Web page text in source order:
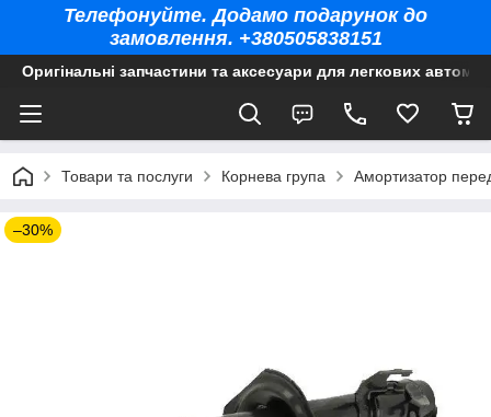
Телефонуйте. Додамо подарунок до
замовлення. +380505838151
Оригінальні запчастини та аксесуари для легкових
Товари та послуги Корнева група Амортизатор
–30%